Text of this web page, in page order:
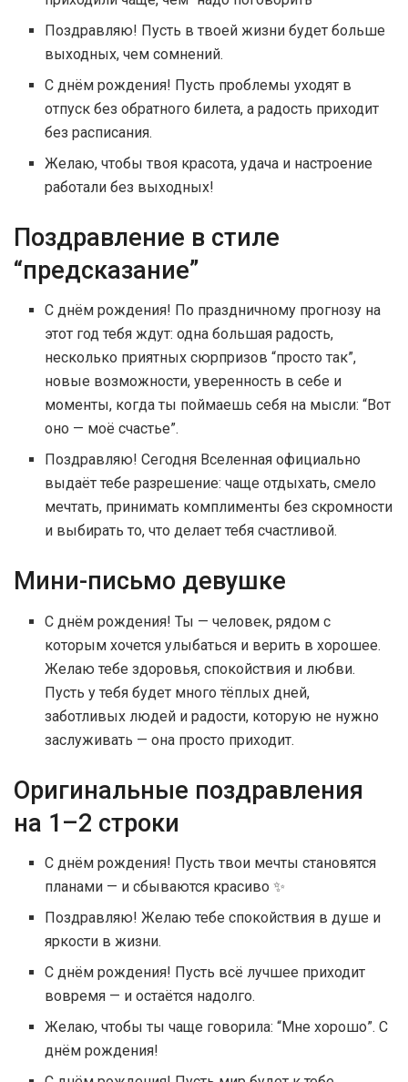
Поздравляю! Пусть в твоей жизни будет больше
выходных, чем сомнений.
С днём рождения! Пусть проблемы уходят в
отпуск без обратного билета, а радость приходит
без расписания.
Желаю, чтобы твоя красота, удача и настроение
работали без выходных!
Поздравление в стиле
“предсказание”
С днём рождения! По праздничному прогнозу на
этот год тебя ждут: одна большая радость,
несколько приятных сюрпризов “просто так”,
новые возможности, уверенность в себе и
моменты, когда ты поймаешь себя на мысли: “Вот
оно — моё счастье”.
Поздравляю! Сегодня Вселенная официально
выдаёт тебе разрешение: чаще отдыхать, смело
мечтать, принимать комплименты без скромности
и выбирать то, что делает тебя счастливой.
Мини-письмо девушке
С днём рождения! Ты — человек, рядом с
которым хочется улыбаться и верить в хорошее.
Желаю тебе здоровья, спокойствия и любви.
Пусть у тебя будет много тёплых дней,
заботливых людей и радости, которую не нужно
заслуживать — она просто приходит.
Оригинальные поздравления
на 1–2 строки
С днём рождения! Пусть твои мечты становятся
планами — и сбываются красиво ✨
Поздравляю! Желаю тебе спокойствия в душе и
яркости в жизни.
С днём рождения! Пусть всё лучшее приходит
вовремя — и остаётся надолго.
Желаю, чтобы ты чаще говорила: “Мне хорошо”. С
днём рождения!